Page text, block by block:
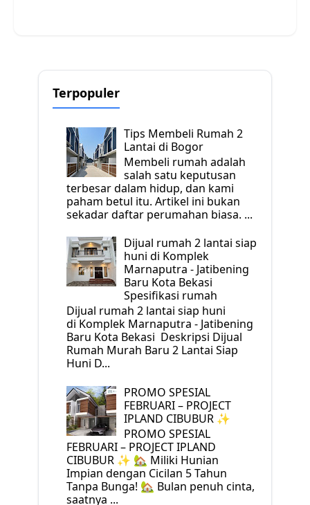
Terpopuler
Tips Membeli Rumah 2
Lantai di Bogor
Membeli rumah adalah
salah satu keputusan
terbesar dalam hidup, dan kami
paham betul itu. Artikel ini bukan
sekadar daftar perumahan biasa. ...
Dijual rumah 2 lantai siap
huni di Komplek
Marnaputra - Jatibening
Baru Kota Bekasi
Spesifikasi rumah
Dijual rumah 2 lantai siap huni
di Komplek Marnaputra - Jatibening
Baru Kota Bekasi Deskripsi Dijual
Rumah Murah Baru 2 Lantai Siap
Huni D...
PROMO SPESIAL
FEBRUARI – PROJECT
IPLAND CIBUBUR ✨
PROMO SPESIAL
FEBRUARI – PROJECT IPLAND
CIBUBUR ✨ 🏡 Miliki Hunian
Impian dengan Cicilan 5 Tahun
Tanpa Bunga! 🏡 Bulan penuh cinta,
saatnya ...